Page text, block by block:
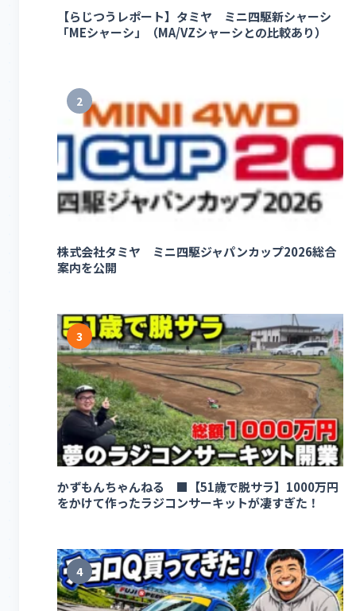
【らじつうレポート】タミヤ ミニ四駆新シャーシ
「MEシャーシ」（MA/VZシャーシとの比較あり）
2
株式会社タミヤ ミニ四駆ジャパンカップ2026総合
案内を公開
3
かずもんちゃんねる ■【51歳で脱サラ】1000万円
をかけて作ったラジコンサーキットが凄すぎた！
4